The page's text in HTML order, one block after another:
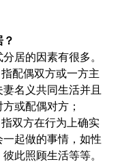
居的因素有很多。
指配偶双方或一方主
名义共同生活并且
或配偶对方；
指双方在行为上确实
起做的事情，如性
此照顾生活等等。